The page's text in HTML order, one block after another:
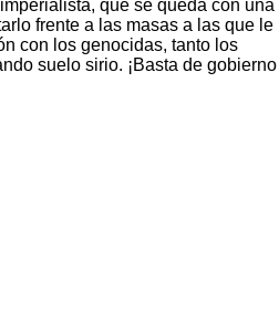
que se queda con una
frente a las masas a las que le
con los genocidas, tanto los
suelo sirio. ¡Basta de gobierno